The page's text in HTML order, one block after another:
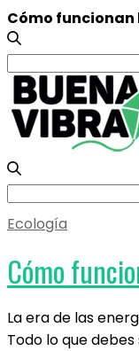
Cómo funcionan
Search
for:
Search
Ecología
Cómo
La era de las
Todo lo que